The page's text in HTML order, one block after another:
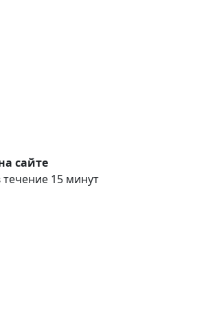
сайте
15 минут